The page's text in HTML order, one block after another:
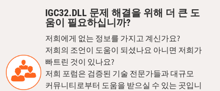
IGC32.DLL 문제 해결을 위해 더 큰 도
움이 필요하십니까?
저희에게 없는 정보를 가지고 계신가요?
저희의 조언이 도움이 되셨나요 아니면 저희가
빠트린 것이 있나요?
저희 포럼은 검증된 기술 전문가들과 대규모
커뮤니티로부터 도움을 받으실 수 있는 곳입니